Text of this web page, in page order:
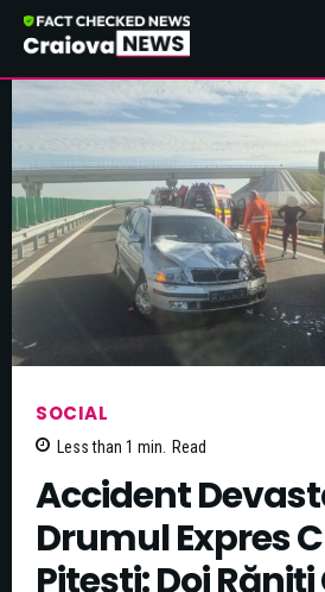
SOCIAL
Less than 1 min. Read
Accident
Drumul Expres
Pitești: Doi